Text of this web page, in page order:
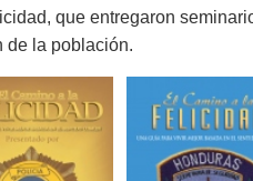
que entregaron
de la población.